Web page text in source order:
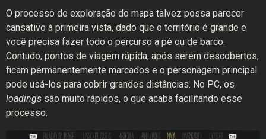
O processo de exploração do mapa talvez possa parecer
cansativo à primeira vista, dado que o território é grande e
você precisa fazer todo o percurso a pé ou de barco.
Contudo, pontos de viagem rápida, após serem descobertos,
ficam permanentemente marcados e o personagem principal
pode usá-los para cobrir grandes distâncias. No PC, os
loadings são muito rápidos, o que acaba facilitando esse
processo.